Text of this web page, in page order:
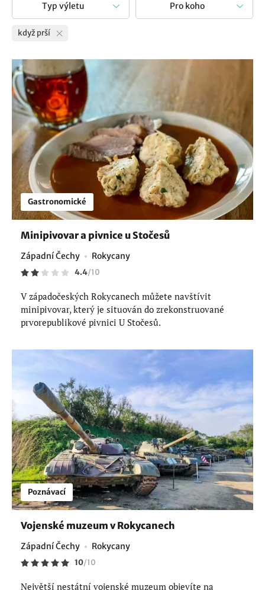
Typ výletu Pro koho
když prší
Gastronomické
Minipivovar a pivnice u Stočesů
Západní Čechy Rokycany
4.4/10
V západočeských Rokycanech můžete navštívit
minipivovar, který je situován do zrekonstruované
prvorepublikové pivnici U Stočesů.
Poznávací
Vojenské muzeum v Rokycanech
Západní Čechy Rokycany
10/10
Největší nestátní vojenské muzeum objevíte na